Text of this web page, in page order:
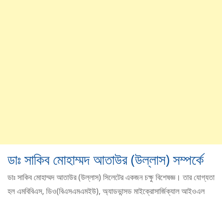
ডাঃ সাকিব মোহাম্মদ আতাউর (উল্লাস) সম্পর্কে
ডাঃ সাকিব মোহাম্মদ আতাউর (উল্লাস) সিলেটের একজন চক্ষু বিশেষজ্ঞ। তার যোগ্যতা
হল এমবিবিএস, ডিও(বিএসএমএমইউ), অ্যাডভান্সড মাইক্রোসার্জিক্যাল আইওএল